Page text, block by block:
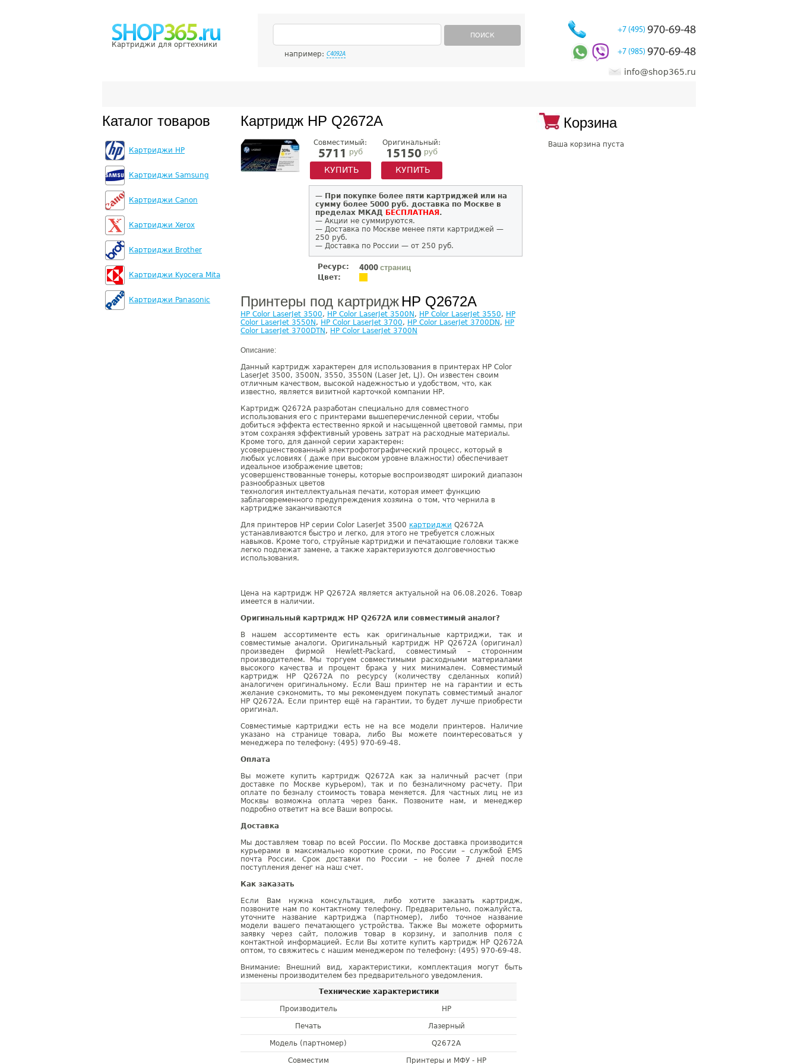
Картриджи для оргтехники
ПОИСК
например: C4092A
+7 (495) 970-69-48
+7 (985) 970-69-48
info@shop365.ru
Каталог товаров
Картриджи HP
Картриджи Samsung
Картриджи Canon
Картриджи Xerox
Картриджи Brother
Картриджи Kyocera Mita
Картриджи Panasonic
Картридж HP Q2672A
Совместимый:
5711
руб
КУПИТЬ
Оригинальный:
15150руб
КУПИТЬ
— При покупке более пяти картриджей или на
сумму более 5000 руб. доставка по Москве в
пределах МКАД БЕСПЛАТНАЯ .
— Акции не суммируются.
— Доставка по Москве менее пяти картриджей —
250 руб.
— Доставка по России — от 250 руб.
Ресурс: 4000 страниц
Цвет:
Принтеры под картридж HP Q2672A
HP Color LaserJet 3500, HP Color LaserJet 3500N , HP Color LaserJet 3550, HP
Color LaserJet 3550N , HP Color LaserJet 3700, HP Color LaserJet 3700DN , HP
Color LaserJet 3700DTN , HP Color LaserJet 3700N
Описание:
Данный картридж характерен для использования в принтерах HP Color
LaserJet 3500, 3500N, 3550, 3550N (Laser Jet, LJ). Он известен своим
отличным качеством, высокой надежностью и удобством, что, как
известно, является визитной карточкой компании НР.
Картридж Q2672A разработан специально для совместного
использования его с принтерами вышеперечисленной серии, чтобы
добиться эффекта естественно яркой и насыщенной цветовой гаммы, при
этом сохраняя эффективный уровень затрат на расходные материалы.
Кроме того, для данной серии характерен:
усовершенствованный электрофотографический процесс, который в
любых условиях ( даже при высоком уровне влажности) обеспечивает
идеальное изображение цветов;
усовершенствованные тонеры, которые воспроизводят широкий диапазон
разнообразных цветов
технология интеллектуальная печати, которая имеет функцию
заблаговременного предупреждения хозяина о том, что чернила в
картридже заканчиваются
Для принтеров НР серии Color LaserJet 3500 картриджи Q2672A
устанавливаются быстро и легко, для этого не требуется сложных
навыков. Кроме того, струйные картриджи и печатающие головки также
легко подлежат замене, а также характеризуются долговечностью
использования.
Цена на картридж HP Q2672A является актуальной на 06.08.2026. Товар
имеется в наличии.
Оригинальный картридж HP Q2672A или совместимый аналог?
В нашем ассортименте есть как оригинальные картриджи, так и
совместимые аналоги. Оригинальный картридж HP Q2672A (оригинал)
произведен фирмой Hewlett-Packard, совместимый – сторонним
производителем. Мы торгуем совместимыми расходными материалами
высокого качества и процент брака у них минимален. Совместимый
картридж HP Q2672A по ресурсу (количеству сделанных копий)
аналогичен оригинальному. Если Ваш принтер не на гарантии и есть
желание сэкономить, то мы рекомендуем покупать совместимый аналог
HP Q2672A. Если принтер ещё на гарантии, то будет лучше приобрести
оригинал.
Совместимые картриджи есть не на все модели принтеров. Наличие
указано на странице товара, либо Вы можете поинтересоваться у
менеджера по телефону: (495) 970-69-48.
Оплата
Вы можете купить картридж Q2672A как за наличный расчет (при
доставке по Москве курьером), так и по безналичному расчету. При
оплате по безналу стоимость товара меняется. Для частных лиц не из
Москвы возможна оплата через банк. Позвоните нам, и менеджер
подробно ответит на все Ваши вопросы.
Доставка
Мы доставляем товар по всей России. По Москве доставка производится
курьерами в максимально короткие сроки, по России – службой EMS
почта России. Срок доставки по России – не более 7 дней после
поступления денег на наш счет.
Как заказать
Если Вам нужна консультация, либо хотите заказать картридж,
позвоните нам по контактному телефону. Предварительно, пожалуйста,
уточните название картриджа (партномер), либо точное название
модели вашего печатающего устройства. Также Вы можете оформить
заявку через сайт, положив товар в корзину, и заполнив поля с
контактной информацией. Если Вы хотите купить картридж HP Q2672A
оптом, то свяжитесь с нашим менеджером по телефону: (495) 970-69-48.
Внимание: Внешний вид, характеристики, комплектация могут быть
изменены производителем без предварительного уведомления.
Технические характеристики
Производитель HP
Печать Лазерный
Модель (партномер) Q2672A
Совместим Принтеры и МФУ - HP
Корзина
Ваша корзина пуста